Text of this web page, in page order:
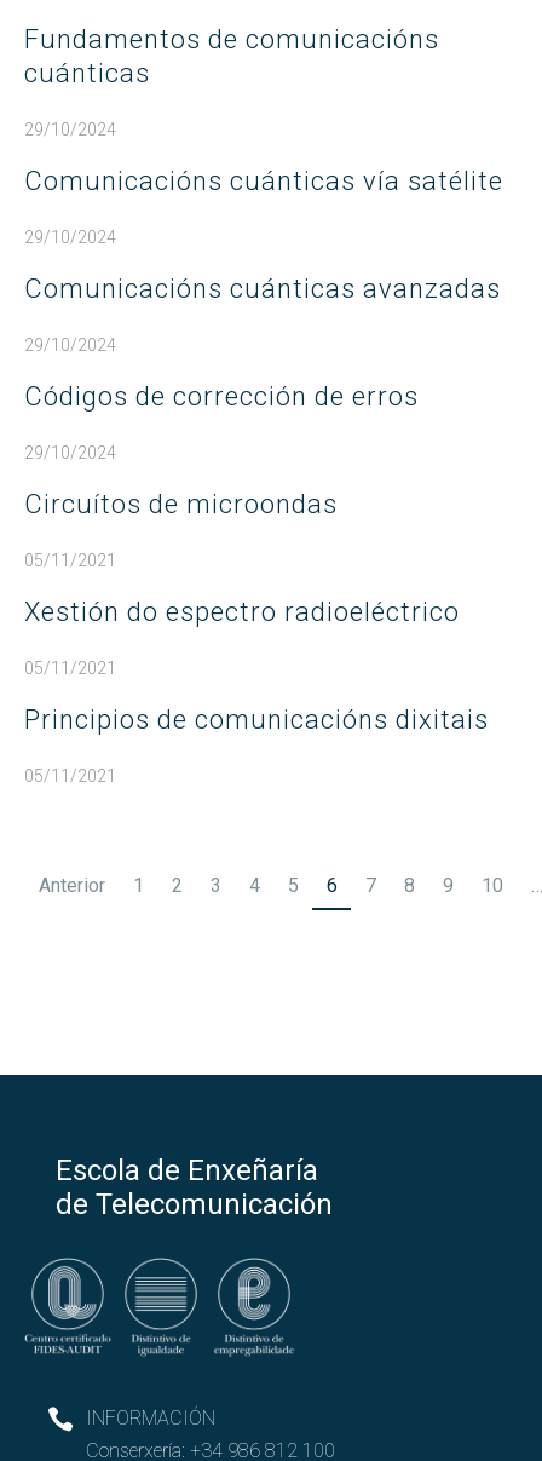
Fundamentos de comunicacións
cuánticas
29/10/2024
Comunicacións cuánticas vía satélite
29/10/2024
Comunicacións cuánticas avanzadas
29/10/2024
Códigos de corrección de erros
29/10/2024
Circuítos de microondas
05/11/2021
Xestión do espectro radioeléctrico
05/11/2021
Principios de comunicacións dixitais
05/11/2021
de
Anterior 1 2 3 4 5 6 7 8 9 10 …
Escola de Enxeñaría
de Telecomunicación
INFORMACIÓN
Conserxería: +34 986 812 100